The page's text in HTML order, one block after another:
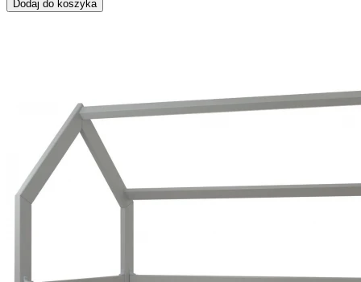
Dodaj do koszyka